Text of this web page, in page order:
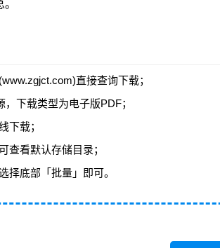
。
直接查询下载；
下载类型为电子版PDF；
下载；
查看默认存储目录；
择底部「批量」即可。